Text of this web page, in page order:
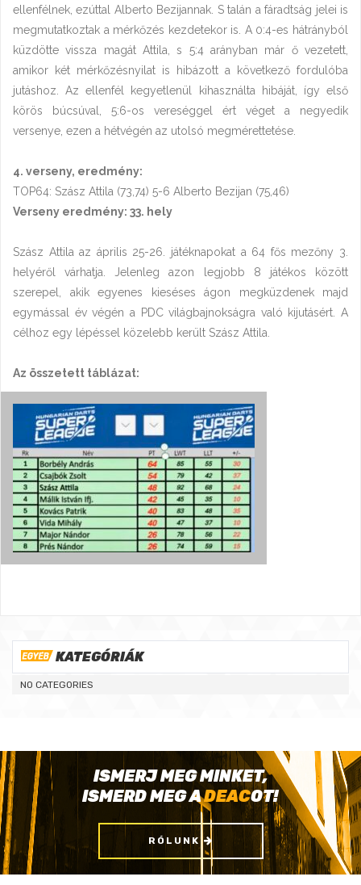
ellenfélnek, ezúttal Alberto Bezijannak. S talán a fáradtság jelei is
megmutatkoztak a mérkőzés kezdetekor is. A 0:4-es hátrányból
küzdötte vissza magát Attila, s 5:4 arányban már ő vezetett,
amikor két mérkőzésnyilat is hibázott a következő fordulóba
jutáshoz. Az ellenfél kegyetlenül kihasználta hibáját, így első
körös búcsúval, 5:6-os vereséggel ért véget a negyedik
versenye, ezen a hétvégén az utolsó megmérettetése.
4. verseny, eredmény:
TOP64: Szász Attila (73,74) 5-6 Alberto Bezijan (75,46)
Verseny eredmény: 33. hely
Szász Attila az április 25-26. játéknapokat a 64 fős mezőny 3.
helyéről várhatja. Jelenleg azon legjobb 8 játékos között
szerepel, akik egyenes kieséses ágon megküzdenek majd
egymással év végén a PDC világbajnokságra való kijutásért. A
célhoz egy lépéssel közelebb került Szász Attila.
Az összetett táblázat:
KATEGÓRIÁK
NO CATEGORIES
ISMERJ MEG MINKET,
ISMERD MEG ADEACOT!
RÓLUNK